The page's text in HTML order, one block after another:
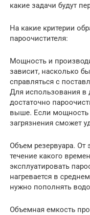
какие задачи будут
На какие критерии
пароочистителя:
Мощность и
зависит, насколько
справляться с
Для использования в
достаточно
выше. Если мощность
загрязнения сможет
Объем резервуара. От
течение какого
эксплуатировать
нагревается в
нужно пополнять
Объемная емкость